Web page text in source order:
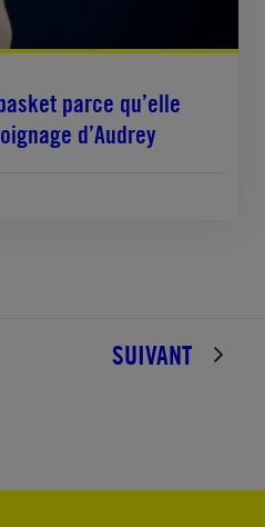
parce qu’elle
d’Audrey
SUIVANT